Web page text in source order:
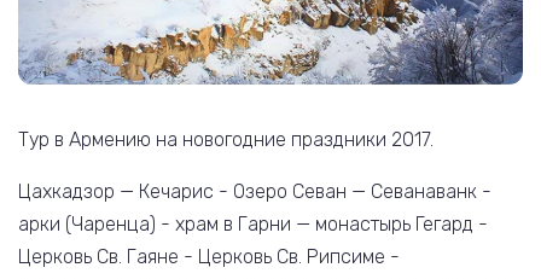
Тур в Армению на новогодние праздники 2017.
Цахкадзор — Кечарис - Озеро Севан — Севанаванк -
арки (Чаренца) - храм в Гарни — монастырь Гегард -
Церковь Св. Гаяне - Церковь Св. Рипсиме -